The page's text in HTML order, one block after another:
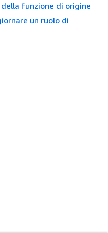
della funzione di origine
un ruolo di